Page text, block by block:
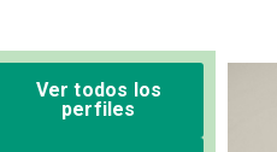
Ver todos los
perfiles